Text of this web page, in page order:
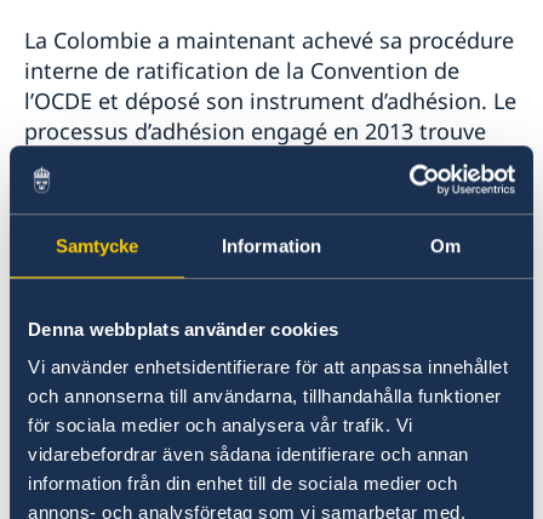
Samtycke Information Om
Denna webbplats använder cookies
Vi använder enhetsidentifierare för att anpassa innehållet
och annonserna till användarna, tillhandahålla funktioner
för sociala medier och analysera vår trafik. Vi
vidarebefordrar även sådana identifierare och annan
information från din enhet till de sociala medier och
annons- och analysföretag som vi samarbetar med.
La Colombie a maintenant achevé sa procédure
interne de ratification de la Convention de
l’OCDE et déposé son instrument d’adhésion. Le
processus d’adhésion engagé en 2013 trouve
ainsi une heureuse conclusion.
En effet, c’est en mai 2018 que les pays
Membres de l'OCDE ont formellement invité la
Colombie à rejoindre l’Organisation, à l’issue
lequel ce pays a fait l’objet d’examens en
profondeur de la part de 23 comités de l’OCDE
et engagé des réformes majeures afin d’aligner
sa législation, ses politiques publiques et ses
pratiques sur les normes de l’OCDE. Les
domaines concernés couvrent toute la palette